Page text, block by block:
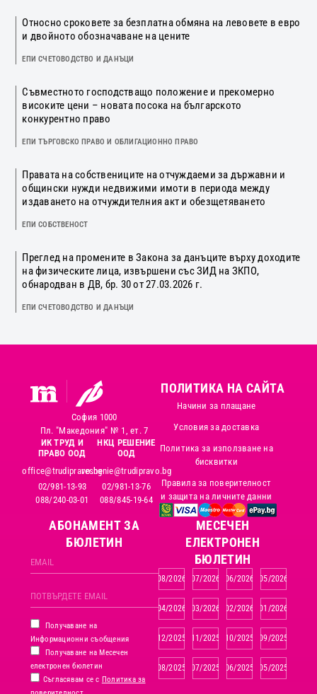
Относно сроковете за безплатна обмяна на левовете в евро
и двойното обозначаване на цените
ЕПИ СЧЕТОВОДСТВО И ДАНЪЦИ
Съвместното господстващо положение и прекомерно
високите цени – новата посока на българското
конкурентно право
ЕПИ ТЪРГОВСКО ПРАВО И ОБЛИГАЦИОННО ПРАВО
Правата на собствениците на отчуждаеми за държавни и
общински нужди недвижими имоти в периода между
издаването на отчуждителния акт и обезщетяването
ЕПИ СОБСТВЕНОСТ
Преглед на промените в Закона за данъците върху доходите
на физическите лица, извършени със ЗИД на ЗКПО,
обнародван в ДВ, бр. 30 от 27.03.2026 г.
ЕПИ СЧЕТОВОДСТВО И ДАНЪЦИ
София 1000
Пл. "Македония" № 1, ет. 7
ИК ТРУД И
ПРАВО ООД
office@trudipravo.bg
02/981-13-93
088/240-03-01
НКЦ РЕШЕНИЕ
ООД
reshenie@trudipravo.bg
02/981-13-76
088/845-19-64
ПОЛИТИКА НА САЙТА
Начини за плащане
Условия за доставка
Политика за използване на
бисквитки
Правила за поверителност
и защита на личните данни
АБОНАМЕНТ ЗА
БЮЛЕТИН
Получаване на
Информационни съобщения
Получаване на Месечен
електронен бюлетин
Съгласявам се с Политика за
MЕСЕЧЕН
ЕЛЕКТРОНЕН
БЮЛЕТИН
08/2026 07/2026 06/2026 05/2026
04/2026 03/2026 02/2026 01/2026
12/2025 11/2025 10/2025 09/2025
08/2025 07/2025 06/2025 05/2025